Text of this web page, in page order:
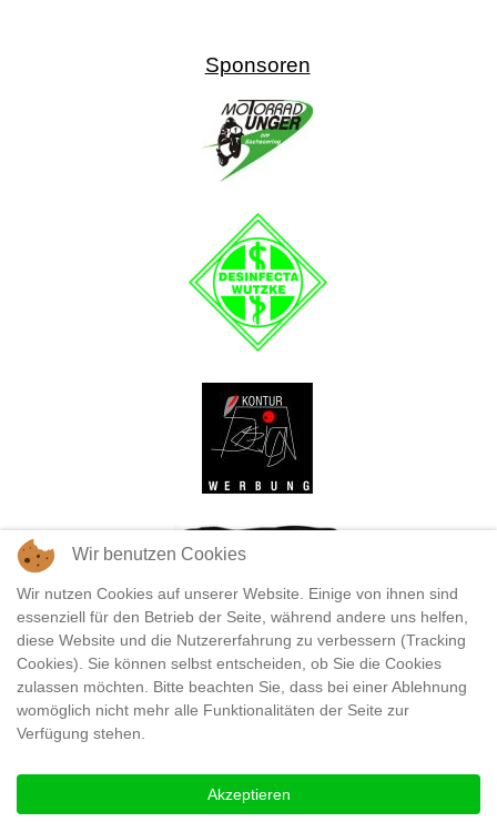
Sponsoren
Wir benutzen Cookies
Wir nutzen Cookies auf unserer Website. Einige von ihnen sind
essenziell für den Betrieb der Seite, während andere uns helfen,
diese Website und die Nutzererfahrung zu verbessern (Tracking
Cookies). Sie können selbst entscheiden, ob Sie die Cookies
zulassen möchten. Bitte beachten Sie, dass bei einer Ablehnung
womöglich nicht mehr alle Funktionalitäten der Seite zur
Verfügung stehen.
Akzeptieren